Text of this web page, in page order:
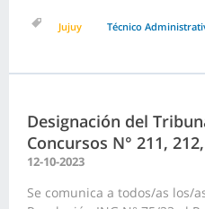
Jujuy Técnico
Designación del
Concursos N° 211,
12-10-2023
Se comunica a todos/as los/